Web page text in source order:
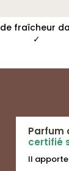
de fraîcheur
✓
Parfum
certifié
Il